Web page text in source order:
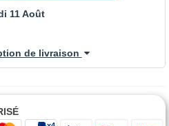
11 Août
de livraison